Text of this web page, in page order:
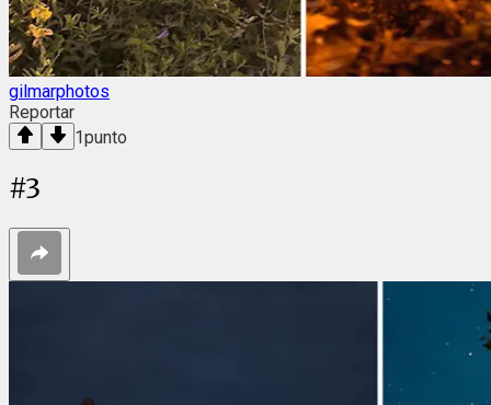
gilmarphotos
Reportar
1punto
#3